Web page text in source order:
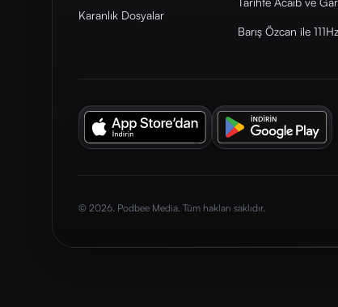
Karanlık Dosyalar
Barış Özcan ile 111Hz
© 2026. Podbee Media. Tüm hakları saklıdır.